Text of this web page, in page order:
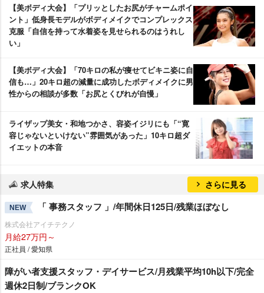
【美ボディ大会】「プリッとしたお尻がチャームポイ
ント」低身長モデルがボディメイクでコンプレックス
克服「自信を持って水着姿を見せられるのはうれし
い」
【美ボディ大会】「70キロの私が痩せてビキニ姿に自
信も…」20キロ超の減量に成功したボディメイクに男
性からの相談が多数「お尻とくびれが自慢」
ライザップ美女・和地つかさ、容姿イジリにも「“寛
容じゃないといけない”雰囲気があった」10キロ超ダ
イエットの本音
求人特集 さらに見る
NEW 「 事務スタッフ 」/年間休日125日/残業ほぼなし
株式会社アイチテクノ
月給27万円～
正社員 / 愛知県
障がい者支援スタッフ・デイサービス/月残業平均10h以下/完全
週休2日制/ブランクOK